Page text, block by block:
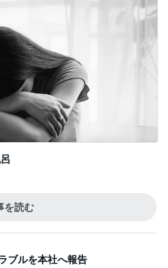
を読む
ブルを本社へ報告